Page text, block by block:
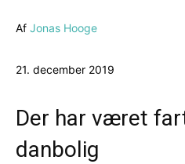
Af Jonas Hooge
21. december 2019
Der har været
danbolig